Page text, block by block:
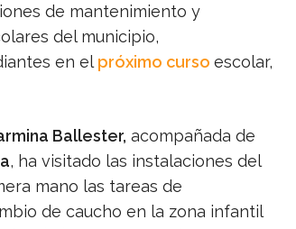
de mantenimiento y
del municipio,
en el próximo curso escolar,
Ballester, acompañada de
, ha visitado las instalaciones del
mano las tareas de
de caucho en la zona infantil